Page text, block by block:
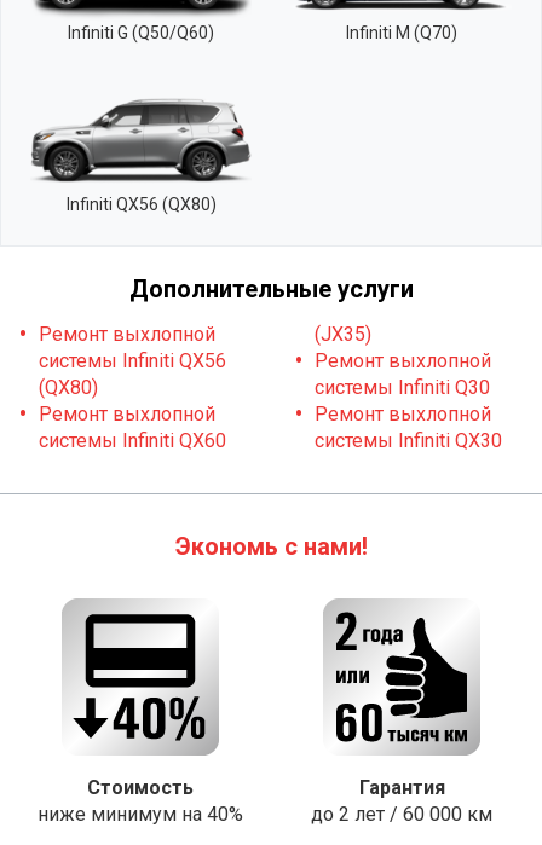
Infiniti G (Q50/Q60) Infiniti M (Q70)
Infiniti QX56 (QX80)
Дополнительные услуги
Ремонт выхлопной
системы Infiniti QX56
(QX80)
Ремонт выхлопной
системы Infiniti QX60
(JX35)
Ремонт выхлопной
системы Infiniti Q30
Ремонт выхлопной
системы Infiniti QX30
Экономь с нами!
Стоимость
ниже минимум на 40%
Гарантия
до 2 лет / 60 000 км